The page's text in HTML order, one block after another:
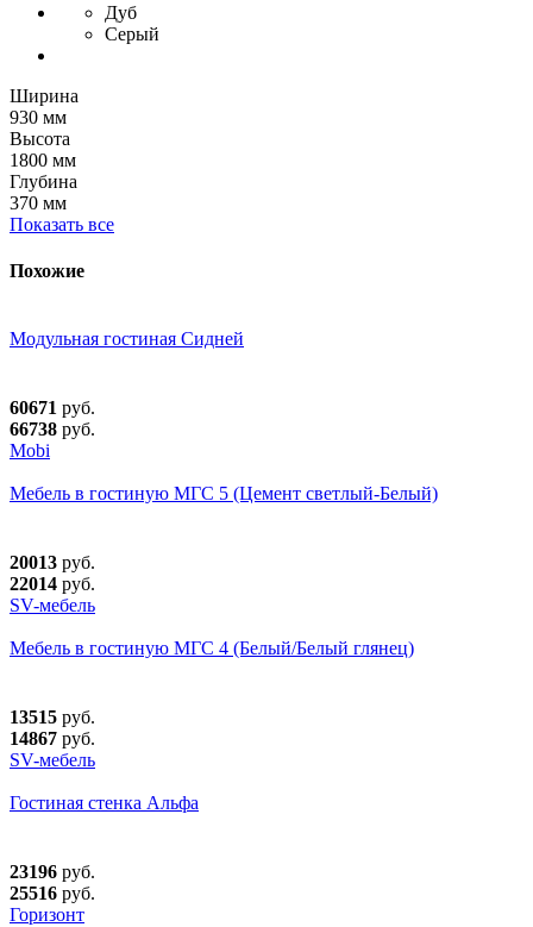
Дуб
Серый
Ширина
930 мм
Высота
1800 мм
Глубина
370 мм
Показать все
Похожие
Модульная гостиная Сидней
60671 руб.
66738 руб.
Mobi
Мебель в гостиную МГС 5 (Цемент светлый-Белый)
20013 руб.
22014 руб.
SV-мебель
Мебель в гостиную МГС 4 (Белый/Белый глянец)
13515 руб.
14867 руб.
SV-мебель
Гостиная стенка Альфа
23196 руб.
25516 руб.
Горизонт